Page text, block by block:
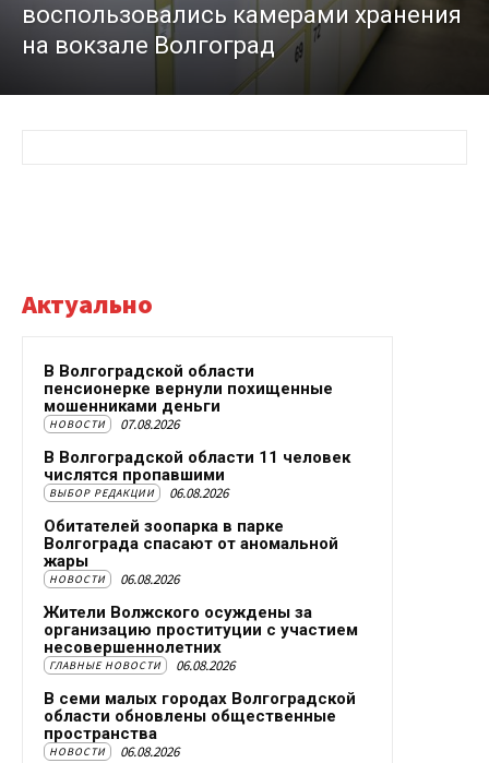
воспользовались камерами хранения
на вокзале Волгоград
Актуально
В Волгоградской области
пенсионерке вернули похищенные
мошенниками деньги
НОВОСТИ 07.08.2026
В Волгоградской области 11 человек
числятся пропавшими
ВЫБОР РЕДАКЦИИ 06.08.2026
Обитателей зоопарка в парке
Волгограда спасают от аномальной
жары
НОВОСТИ 06.08.2026
Жители Волжского осуждены за
организацию проституции с участием
несовершеннолетних
ГЛАВНЫЕ НОВОСТИ 06.08.2026
В семи малых городах Волгоградской
области обновлены общественные
пространства
НОВОСТИ 06.08.2026